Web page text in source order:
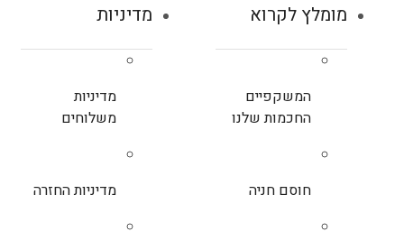
מומלץ לקרוא
המשקפיים
החכמות שלנו
חוסם חניה
מדיניות
מדיניות
משלוחים
מדיניות החזרה